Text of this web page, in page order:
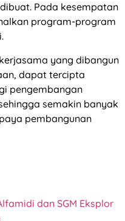
Pada kesempatan
program-program
yang dibangun
dapat tercipta
pengembangan
semakin banyak
pembangunan
dan SGM Eksplor